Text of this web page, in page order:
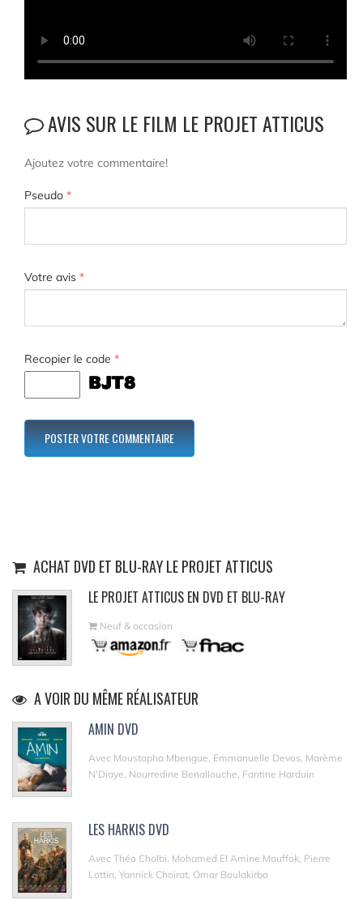
AVIS SUR LE FILM LE PROJET ATTICUS
Ajoutez votre commentaire!
Pseudo *
Votre avis *
Recopier le code *
ACHAT DVD ET BLU-RAY LE PROJET ATTICUS
LE PROJET ATTICUS EN DVD ET BLU-RAY
Neuf & occasion
A VOIR DU MÊME RÉALISATEUR
AMIN DVD
Avec Moustapha Mbengue, Emmanuelle Devos, Marème
N'Diaye, Nourredine Benallouche, Fantine Harduin
LES HARKIS DVD
Avec Théo Cholbi, Mohamed El Amine Mouffok, Pierre
Lottin, Yannick Choirat, Omar Boulakirba